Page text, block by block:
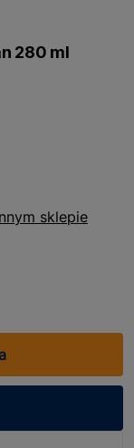
280 ml
sklepie